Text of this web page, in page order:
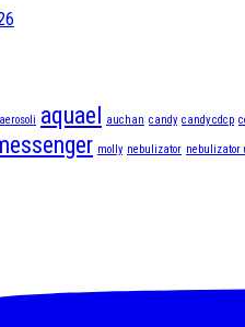
aquael auchan candy candy cdcp
molly nebulizator nebulizator